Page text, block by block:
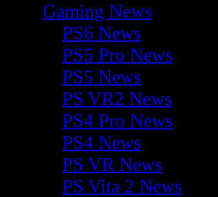
Gaming News
PS6 News
PS5 Pro News
PS5 News
PS VR2 News
PS4 Pro News
PS4 News
PS VR News
PS Vita 2 News